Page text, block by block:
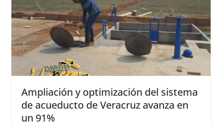
Ampliación y optimización del sistema
de acueducto de Veracruz avanza en
un 91%